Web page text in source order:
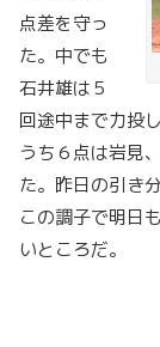
点差を守っ
た。中でも
石井雄は５
回途中まで力投
うち６点は岩見
た。昨日の引き
この調子で明日
いところだ。